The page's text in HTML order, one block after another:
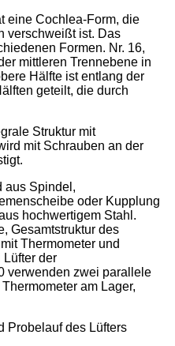
eine Cochlea-Form, die
verschweißt ist. Das
Formen. Nr. 16,
mittleren Trennebene in
Hälfte ist entlang der
geteilt, die durch
Struktur mit
mit Schrauben an der
aus Spindel,
oder Kupplung
hochwertigem Stahl.
Gesamtstruktur des
Thermometer und
Lüfter der
verwenden zwei parallele
am Lager,
Probelauf des Lüfters